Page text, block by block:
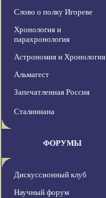
Слово о полку Игореве
Хронология и
парахронология
Астрономия и Хронология
Альмагест
Запечатленная Россия
Сталиниана
ФОРУМЫ
Дискуссионный клуб
Научный форум